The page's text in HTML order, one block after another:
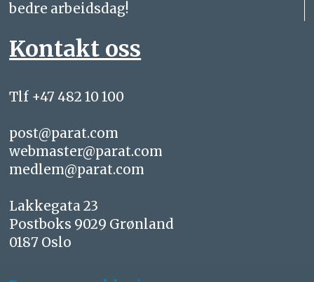
bedre arbeidsdag!
Kontakt oss
Tlf +47 482 10 100
post@parat.com
webmaster@parat.com
medlem@parat.com
Lakkegata 23
Postboks 9029 Grønland
0187 Oslo